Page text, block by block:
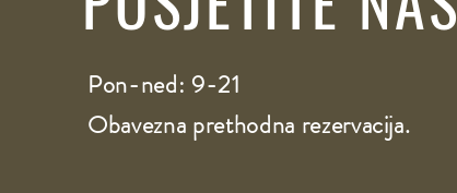
Pon-ned: 9-21
Obavezna prethodna rezervacija.